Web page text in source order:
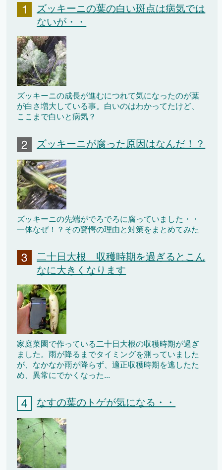
ズッキーニの葉の白い斑点は病気では
ないが・・
ズッキーニの成長が進むにつれて気になったのが葉
が白さ増大している事。白いのはわかってたけど、
ここまで白いと病気？
ズッキーニが腐った原因はなんだ！？
ズッキーニの先端がでろでろに腐っていました・・
一体なぜ！？その驚愕の理由と対策をまとめてみた
二十日大根 収穫時期を過ぎるとこん
なに大きくなります
家庭菜園で作っている二十日大根の収穫時期が過ぎ
ました。雨が降るまでタイミングを測っていました
が、なかなか雨が降らず、適正収穫時期を逃したた
め、異常にでかくなった...
なすの葉のトゲが気になる・・